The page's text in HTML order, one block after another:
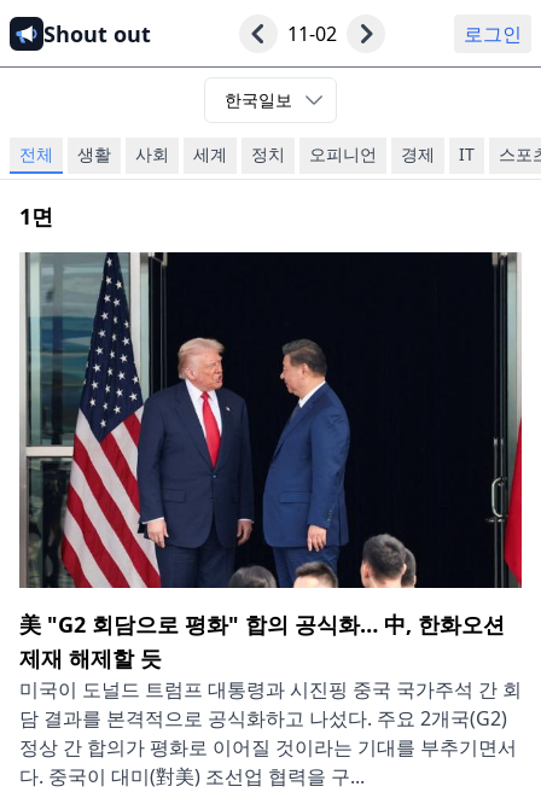
Shout out 11-02 로그인
한국일보
전체 생활 사회 세계 정치 오피니언 경제 IT 스포
1면
美 "G2 회담으로 평화" 합의 공식화… 中, 한화오션
제재 해제할 듯
미국이 도널드 트럼프 대통령과 시진핑 중국 국가주석 간 회
담 결과를 본격적으로 공식화하고 나섰다. 주요 2개국(G2)
정상 간 합의가 평화로 이어질 것이라는 기대를 부추기면서
다. 중국이 대미(對美) 조선업 협력을 구...